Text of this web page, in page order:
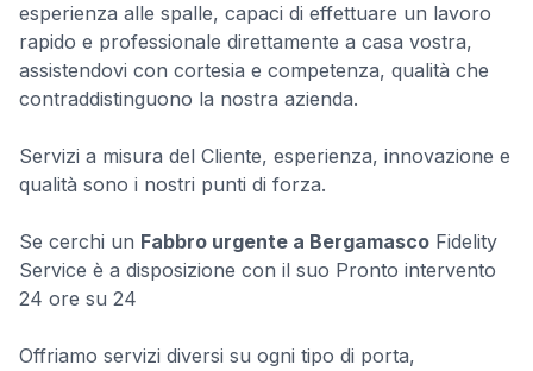
esperienza alle spalle, capaci di effettuare un lavoro
rapido e professionale direttamente a casa vostra,
assistendovi con cortesia e competenza, qualità che
contraddistinguono la nostra azienda.
Servizi a misura del Cliente, esperienza, innovazione e
qualità sono i nostri punti di forza.
Se cerchi un Fabbro urgente a Bergamasco Fidelity
Service è a disposizione con il suo Pronto intervento
24 ore su 24
Offriamo servizi diversi su ogni tipo di porta,